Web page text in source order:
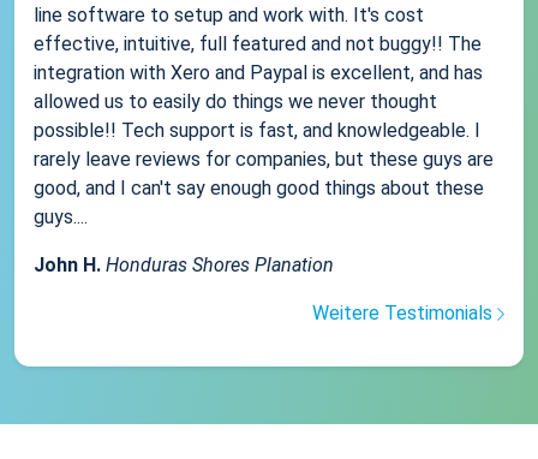
line software to setup and work with. It's cost
effective, intuitive, full featured and not buggy!! The
integration with Xero and Paypal is excellent, and has
allowed us to easily do things we never thought
possible!! Tech support is fast, and knowledgeable. I
rarely leave reviews for companies, but these guys are
good, and I can't say enough good things about these
guys....
John H. Honduras Shores Planation
Weitere Testimonials